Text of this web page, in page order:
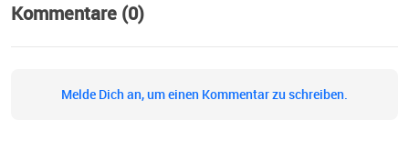
Kommentare (0)
Melde Dich an, um einen Kommentar zu schreiben.